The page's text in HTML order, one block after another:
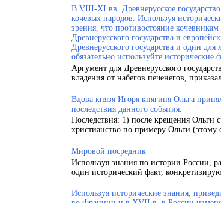
В VIII-XI вв. Древнерусское
кочевых народов. Используя
зрения, что противостояние
Древнерусского государства и
Древнерусского государства и один
обязательно используйте исторические
Аргумент для Древнерусского
владения от набегов печенегов,
Вдова князя Игоря княгиня Ольга
последствия данного события.
Последствия: 1) после крещения Ольги
христианство по примеру Ольги (этому
Мировой посредник
Используя знания по истории России,
один исторический факт,
Используя исторические знания,